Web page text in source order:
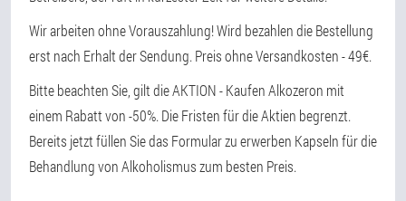
Wir arbeiten ohne Vorauszahlung! Wird bezahlen die Bestellung
erst nach Erhalt der Sendung. Preis ohne Versandkosten - 49€.
Bitte beachten Sie, gilt die AKTION - Kaufen Alkozeron mit
einem Rabatt von -50%. Die Fristen für die Aktien begrenzt.
Bereits jetzt füllen Sie das Formular zu erwerben Kapseln für die
Behandlung von Alkoholismus zum besten Preis.